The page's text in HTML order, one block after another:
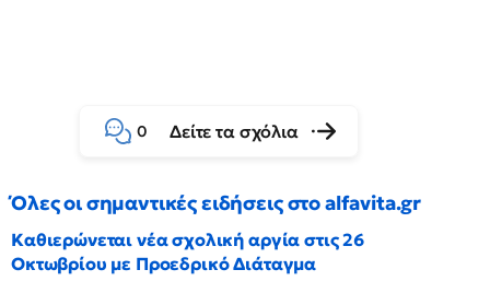
0 Δείτε τα σχόλια
Όλες οι σημαντικές ειδήσεις στο alfavita.gr
Καθιερώνεται νέα σχολική αργία στις 26
Οκτωβρίου με Προεδρικό Διάταγμα